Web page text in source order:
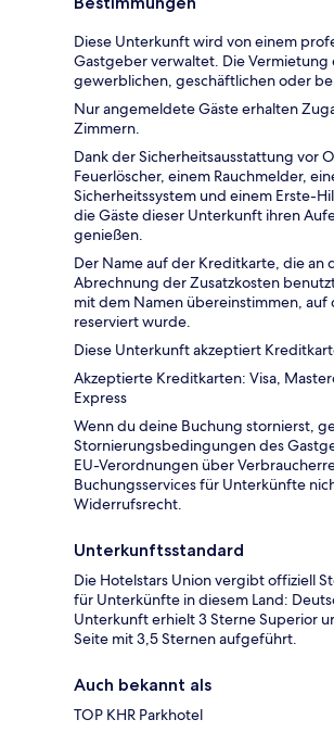
Diese Unterkunft wird von einem
Gastgeber verwaltet. Die Vermietung
gewerblichen, geschäftlichen oder
Nur angemeldete Gäste erhalten
Zimmern.
Dank der Sicherheitsausstattung vor
Feuerlöscher, einem Rauchmelder,
Sicherheitssystem und einem Erste-
die Gäste dieser Unterkunft ihren
genießen.
Der Name auf der Kreditkarte, die an
Abrechnung der Zusatzkosten
mit dem Namen übereinstimmen, auf
reserviert wurde.
Diese Unterkunft akzeptiert
Akzeptierte Kreditkarten: Visa,
Express
Wenn du deine Buchung stornierst,
Stornierungsbedingungen des
EU-Verordnungen über
Buchungsservices für Unterkünfte
Widerrufsrecht.
Unterkunftsstandard
Die Hotelstars Union vergibt offiziell
für Unterkünfte in diesem Land:
Unterkunft erhielt 3 Sterne Superior
Seite mit 3,5 Sternen aufgeführt.
Auch bekannt als
TOP KHR Parkhotel